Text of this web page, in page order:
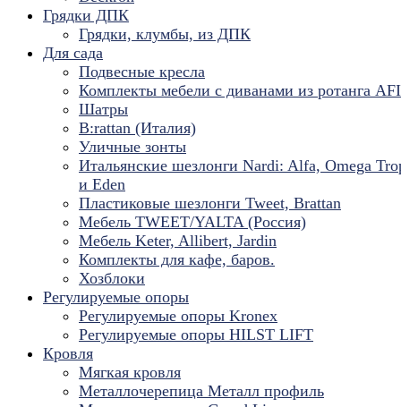
Грядки ДПК
Грядки, клумбы, из ДПК
Для сада
Подвесные кресла
Комплекты мебели с диванами из ротанга
Шатры
B:rattan (Италия)
Уличные зонты
Итальянские шезлонги Nardi: Alfa, Omega
и Eden
Пластиковые шезлонги Tweet, Brattan
Мебель TWEET/YALTA (Россия)
Мебель Keter, Allibert, Jardin
Комплекты для кафе, баров.
Хозблоки
Регулируемые опоры
Регулируемые опоры Kronex
Регулируемые опоры HILST LIFT
Кровля
Мягкая кровля
Металлочерепица Металл профиль